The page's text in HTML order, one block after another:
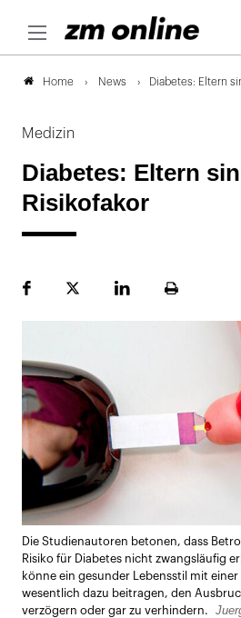
Home News Diabetes: Eltern
Medizin
Diabetes: Eltern
Risikofakor
FacebookPlattformLinekdInSeite
Die Studienautoren betonen, dass
Risiko für Diabetes nicht zwangsläufig
könne ein gesunder Lebensstil mit
wesentlich dazu beitragen, den
verzögern oder gar zu verhindern.